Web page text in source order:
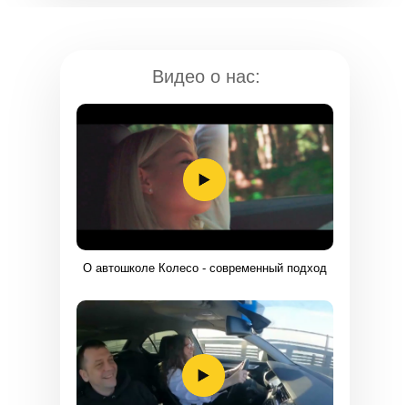
TELEGRAM
Видео о нас:
О автошколе Колесо - современный подход